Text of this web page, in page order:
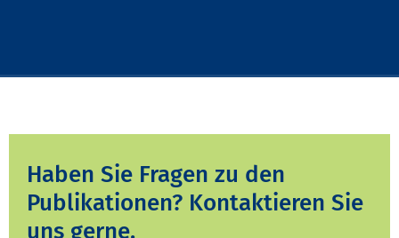
Haben Sie Fragen zu den
Publikationen? Kontaktieren Sie
uns gerne.